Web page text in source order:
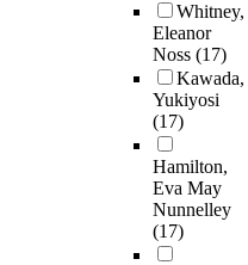
Whitney,
Eleanor
Noss (17)
Kawada,
Yukiyosi
(17)
Hamilton,
Eva May
Nunnelley
(17)